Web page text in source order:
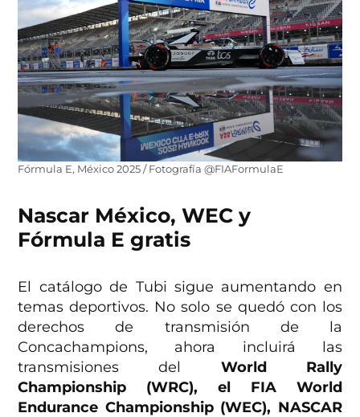
Fórmula E, México 2025 / Fotografía @FIAFormulaE
Nascar México, WEC y
Fórmula E gratis
El catálogo de Tubi sigue aumentando en
temas deportivos. No solo se quedó con los
derechos de transmisión de la
Concachampions, ahora incluirá las
transmisiones del World Rally
Championship (WRC), el FIA World
Endurance Championship (WEC), NASCAR